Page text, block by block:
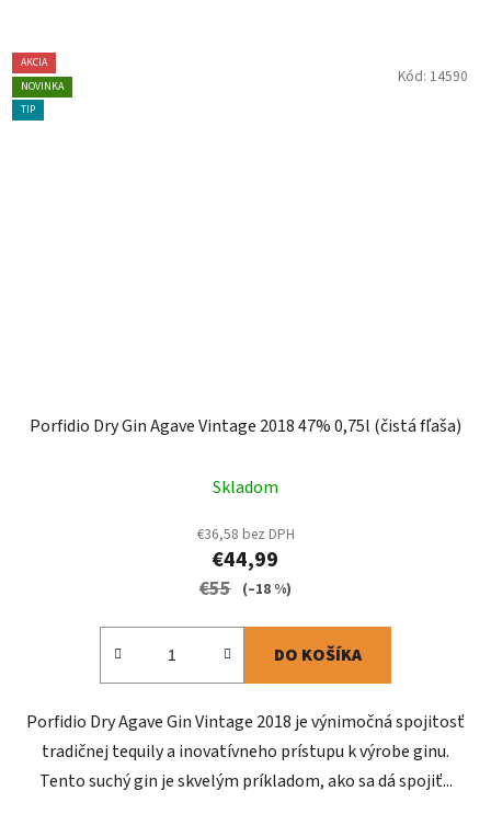
AKCIA
NOVINKA
TIP
Porfidio Dry Gin Agave Vintage 2018 47% 0,75l (čistá fľaša)
Skladom
€36,58 bez DPH
€44,99
€55 (–18 %)
DO KOŠÍKA
Porfidio Dry Agave Gin Vintage 2018 je výnimočná spojitosť
tradičnej tequily a inovatívneho prístupu k výrobe ginu.
Tento suchý gin je skvelým príkladom, ako sa dá spojiť...
Kód: 14590